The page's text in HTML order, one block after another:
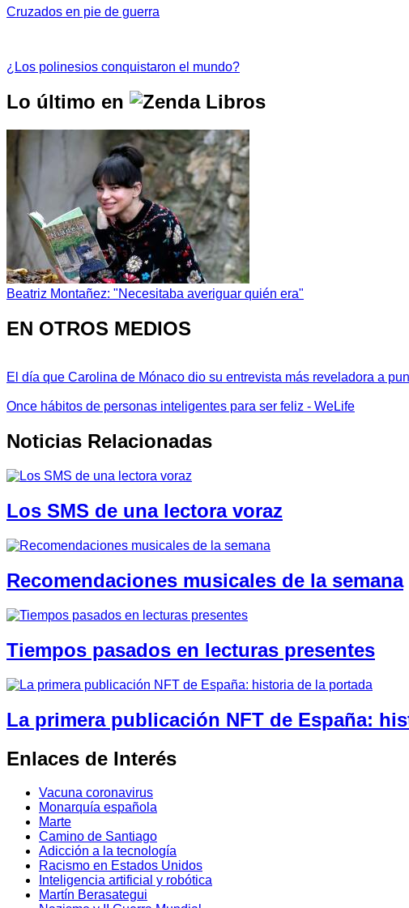
Cruzados en pie de guerra
¿Los polinesios conquistaron el mundo?
Lo último en
Beatriz Montañez: "Necesitaba averiguar quién era"
EN OTROS MEDIOS
El día que Carolina de Mónaco dio su entrevista más reveladora a
Once hábitos de personas inteligentes para ser feliz - WeLife
Noticias Relacionadas
Los SMS de una lectora voraz
Recomendaciones musicales de la semana
Tiempos pasados en lecturas presentes
La primera publicación NFT de España:
Enlaces de Interés
Vacuna coronavirus
Monarquía española
Marte
Camino de Santiago
Adicción a la tecnología
Racismo en Estados Unidos
Inteligencia artificial y robótica
Martín Berasategui